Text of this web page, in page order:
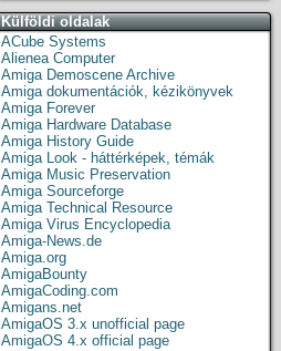
Külföldi oldalak
ACube Systems
Alienea Computer
Amiga Demoscene Archive
Amiga dokumentációk, kézikönyvek
Amiga Forever
Amiga Hardware Database
Amiga History Guide
Amiga Look - háttérképek, témák
Amiga Music Preservation
Amiga Sourceforge
Amiga Technical Resource
Amiga Virus Encyclopedia
Amiga-News.de
Amiga.org
AmigaBounty
AmigaCoding.com
Amigans.net
AmigaOS 3.x unofficial page
AmigaOS 4.x official page